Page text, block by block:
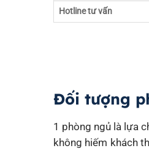
Hotline tư vấn
Đối tượng
1 phòng ngủ là lựa
không hiếm khách